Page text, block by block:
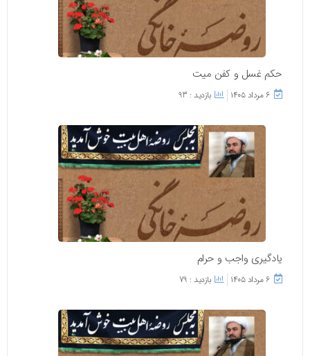
حکم غسل و کفن میت
۶ مرداد ۱۴۰۵ بازدید : 93
یادگیری واجب و حرام
۶ مرداد ۱۴۰۵ بازدید : 79